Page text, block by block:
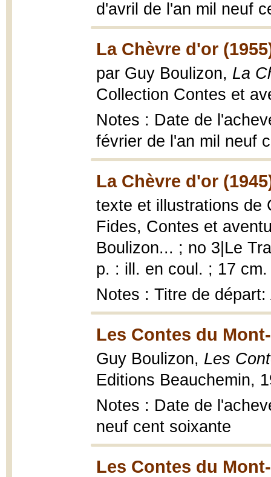
d'avril de l'an mil neuf
La Chèvre d'or
par Guy Boulizon, La
Collection Contes et
Notes : Date de
février de l'an mil neuf
La Chèvre d'or
texte et illustrations de
Fides, Contes et
Boulizon... ; no 3|Le
p. : ill. en coul. ; 17 cm.
Notes : Titre de
Les Contes du
Guy Boulizon, Les
Editions Beauchemin,
Notes : Date de
neuf cent soixante
Les Contes du